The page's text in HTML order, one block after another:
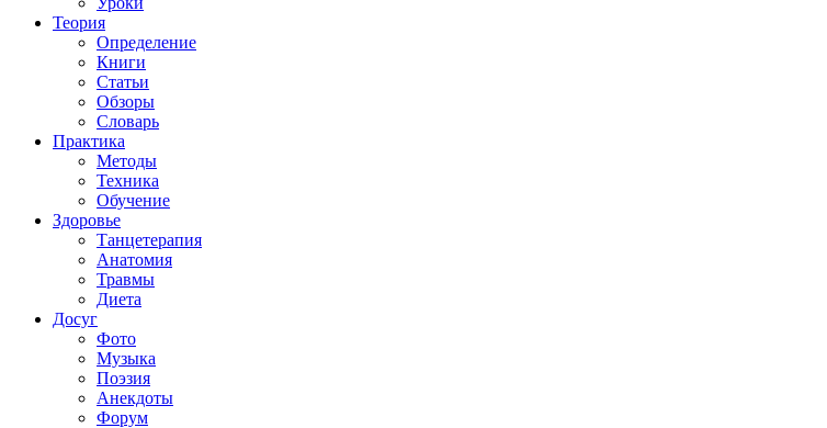
Теория
Определение
Книги
Статьи
Обзоры
Словарь
Практика
Методы
Техника
Обучение
Здоровье
Танцетерапия
Анатомия
Травмы
Диета
Досуг
Фото
Музыка
Поэзия
Анекдоты
Форум